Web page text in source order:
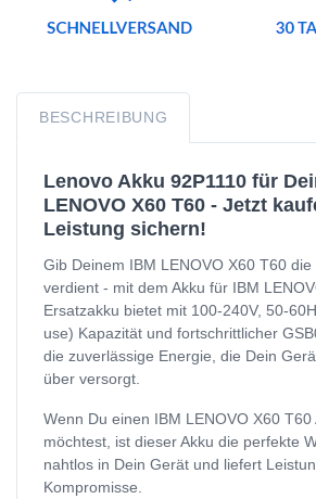
BESCHREIBUNG
Lenovo Akku 92P1110 für
LENOVO X60 T60 - Jetzt
Leistung sichern!
Gib Deinem IBM LENOVO X60 T60
verdient - mit dem Akku für IBM
Ersatzakku bietet mit 100-240V, 50-
use) Kapazität und fortschrittlicher
die zuverlässige Energie, die Dein
über versorgt.
Wenn Du einen IBM LENOVO X60 T60
möchtest, ist dieser Akku die perfekte
nahtlos in Dein Gerät und liefert
Kompromisse.